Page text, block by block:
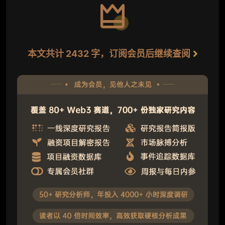
本文共计 2432 字，订阅会员后继续查阅